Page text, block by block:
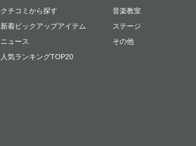
クチコミから探す
新着ピックアップアイテム
ニュース
人気ランキングTOP20
音楽教室
ステージ
その他